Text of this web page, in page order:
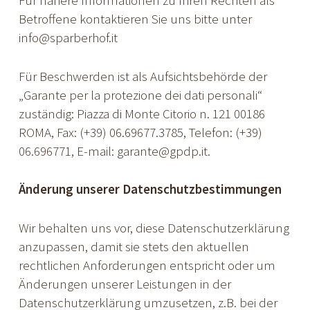
Betroffene kontaktieren Sie uns bitte unter
info@sparberhof.it
Für Beschwerden ist als Aufsichtsbehörde der
„Garante per la protezione dei dati personali“
zuständig: Piazza di Monte Citorio n. 121 00186
ROMA, Fax: (+39) 06.69677.3785, Telefon: (+39)
06.696771, E-mail: garante@gpdp.it.
Änderung unserer Datenschutzbestimmungen
Wir behalten uns vor, diese Datenschutzerklärung
anzupassen, damit sie stets den aktuellen
rechtlichen Anforderungen entspricht oder um
Änderungen unserer Leistungen in der
Datenschutzerklärung umzusetzen, z.B. bei der